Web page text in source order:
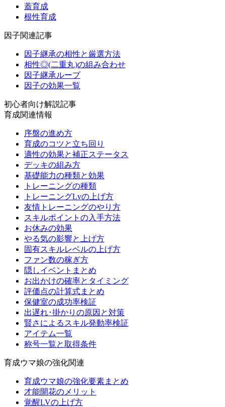
蓋育成
根性育成
因子関連記事
因子継承の相性と厳選方法
相性◎(二重丸)の組み合わせ
因子継承ループ
因子の効果一覧
初心者向け解説記事
育成関連情報
序盤の進め方
育成のコツと立ち回り
適性の効果と補正ステータス
デッキの組み方
基礎能力の種類と効果
トレーニングの種類
トレーニングLvの上げ方
友情トレーニングのやり方
スキルポイントの入手方法
お休みの効果
やる気の影響と上げ方
固有スキルレベルの上げ方
ファン数の稼ぎ方
隠しイベントまとめ
お出かけの確率とタイミング
評価点の計算式まとめ
保健室の成功率検証
出遅れ･掛かりの原因と対策
賢さによるスキル発動率検証
アイテム一覧
称号一覧と取得条件
育成ウマ娘の強化関連
育成ウマ娘の強化要素まとめ
才能開花のメリット
覚醒LVの上げ方